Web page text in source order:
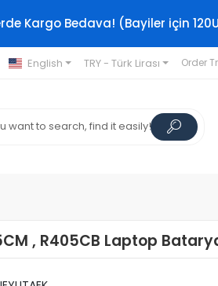
Kargo Bedava! (Bayiler için
English TRY - Türk Lirası Order
, R405CB Laptop